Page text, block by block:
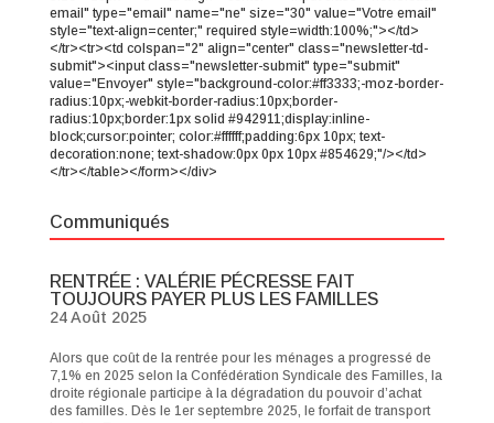
email" type="email" name="ne" size="30" value="Votre email"
style="text-align=center;" required style=width:100%;"></td>
</tr><tr><td colspan="2" align="center" class="newsletter-td-
submit"><input class="newsletter-submit" type="submit"
value="Envoyer" style="background-color:#ff3333;-moz-border-
radius:10px;-webkit-border-radius:10px;border-
radius:10px;border:1px solid #942911;display:inline-
block;cursor:pointer; color:#ffffff;padding:6px 10px; text-
decoration:none; text-shadow:0px 0px 10px #854629;"/></td>
</tr></table></form></div>
Communiqués
RENTRÉE : VALÉRIE PÉCRESSE FAIT
TOUJOURS PAYER PLUS LES FAMILLES
24 Août 2025
Alors que coût de la rentrée pour les ménages a progressé de
7,1% en 2025 selon la Confédération Syndicale des Familles, la
droite régionale participe à la dégradation du pouvoir d’achat
des familles. Dès le 1er septembre 2025, le forfait de transport